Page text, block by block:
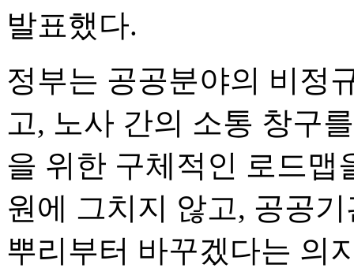
발표했다.
정부는 공공분야의 비정
고, 노사 간의 소통 창구
을 위한 구체적인 로드맵
원에 그치지 않고, 공공
뿌리부터 바꾸겠다는 의